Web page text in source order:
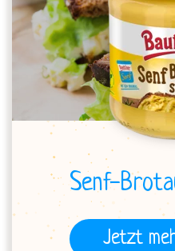
Senf-
Jetzt